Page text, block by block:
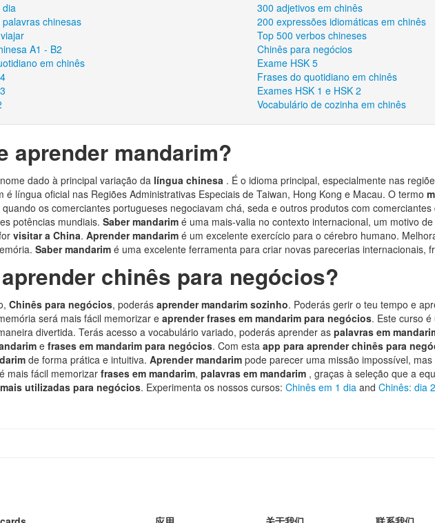
dia
300 adjetivos em chinês
chinesas
200 expressões idiomáticas em chinês
Top 500 verbos chineses
A1 - B2
Chinês para negócios
em chinês
Exame HSK 5
Frases do quotidiano em chinês
Exames HSK 1 e HSK 2
Vocabulário de cozinha em chinês
aprender mandarim?
dado à principal variação da língua chinesa . É o idioma principal, especialmente nas
é língua oficial nas Regiões Administrativas Especiais de Taiwan, Hong Kong e Macau. O termo
quando os comerciantes portugueses negociavam chá, seda e outros produtos com comerciantes
potências mundiais. Saber mandarim é uma mais-valia no contexto internacional, um motivo
visitar a China. Aprender mandarim é um excelente exercício para o cérebro humano.
Saber mandarim é uma excelente ferramenta para criar novas parecerias internacionais,
chinês para negócios?
Chinês para negócios, poderás aprender mandarim sozinho. Poderás gerir o teu tempo e
será mais fácil memorizar e aprender frases em mandarim para negócios. Este curso
divertida. Terás acesso a vocabulário variado, poderás aprender as palavras em
e frases em mandarim para negócios. Com esta app para aprender chinês para
de forma prática e intuitiva. Aprender mandarim pode parecer uma missão impossível,
mais fácil memorizar frases em mandarim, palavras em mandarim , graças à seleção que a
utilizadas para negócios. Experimenta os nossos cursos: Chinês em 1 dia and Chinês: dia 2